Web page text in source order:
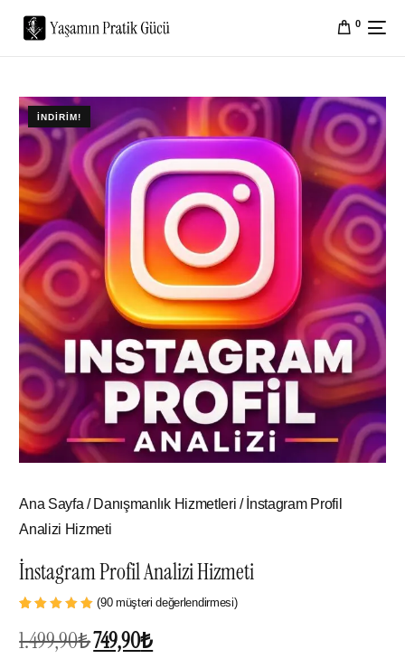
0
İNDIRIM!
Ana Sayfa / Danışmanlık Hizmetleri / İnstagram Profil
Analizi Hizmeti
İnstagram Profil Analizi Hizmeti
puanına
dayanarak
(90müşteri değerlendirmesi)
1.499,90₺749,90₺